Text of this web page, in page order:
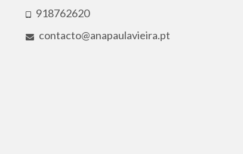
918762620
contacto@anapaulavieira.pt